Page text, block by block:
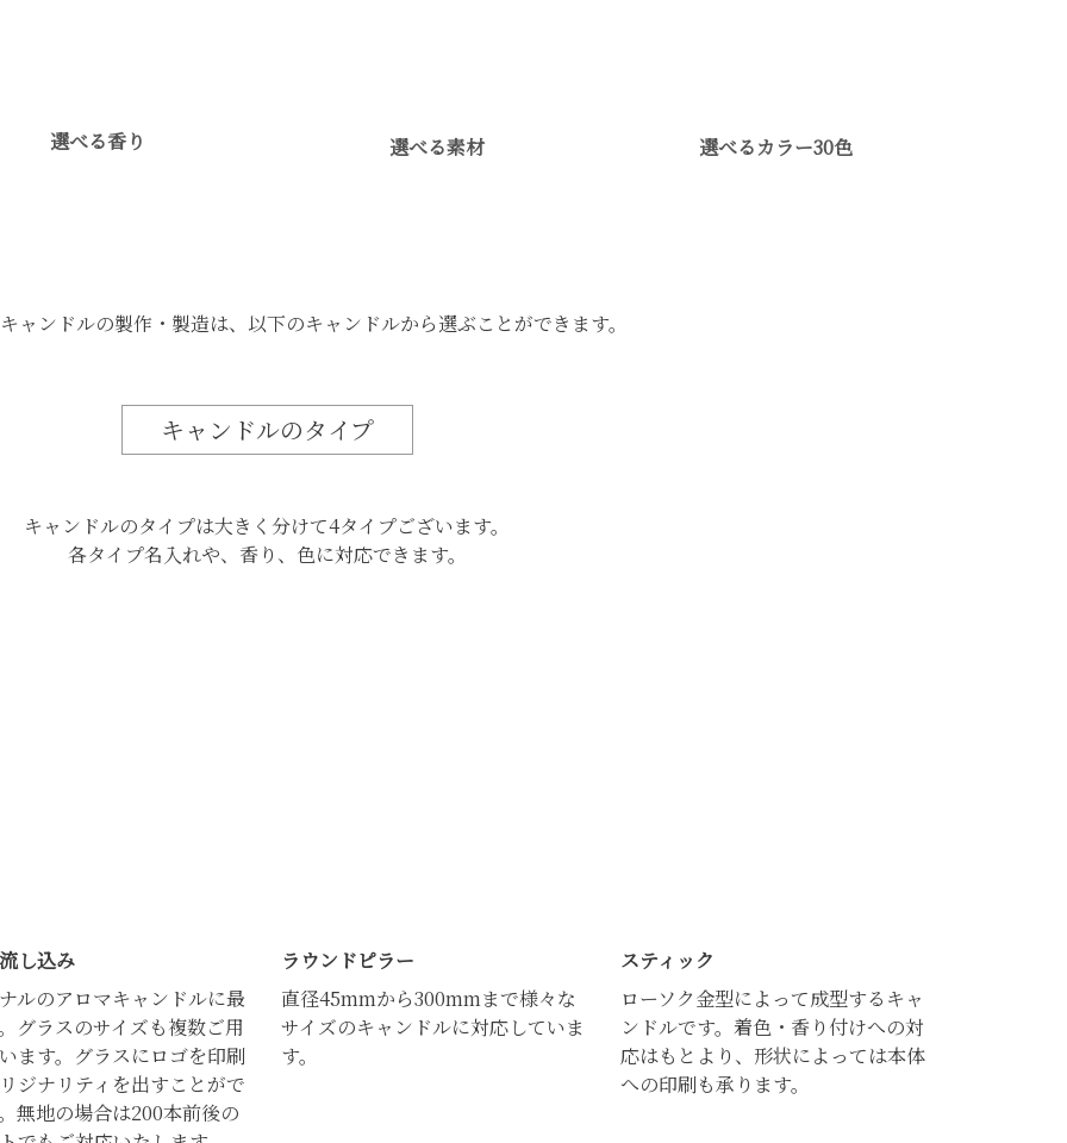
選べる香り 選べる素材 選べるカラー30色
ャンドルの製作・製造は、 以下のキャンドルから選ぶことができます。
キャンドルのタイプ
キャンドルのタイプは大きく分けて4タイプございます。
各タイプ名入れや、香り、 色に対応できます。
し込み
ルのアロマキャンドルに最
グラスのサイズも複数ご用
ます。グラスにロゴを印刷
ジナリティを出すことがで
無地の場合は200本前後の
ラウンドピラー
直径45mmから300mmまで様々な
サイズのキャンドルに対応していま
す。
スティック
ローソク金型によって成型するキャ
ンドルです。着色・香り付けへの対
応はもとより、形状によっては本体
への印刷も承ります。